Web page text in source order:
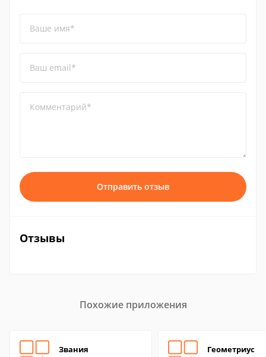
Ваше имя*
Ваш email*
Комментарий*
Отправить отзыв
Отзывы
Похожие приложения
Звания Геометриус